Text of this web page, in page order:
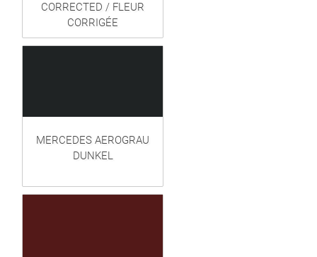
CORRECTED / FLEUR
CORRIGÉE
MERCEDES AEROGRAU
DUNKEL